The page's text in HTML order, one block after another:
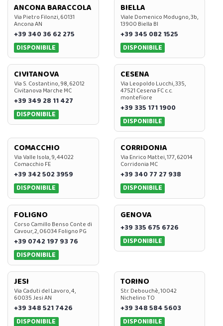
ANCONA BARACCOLA
Via Pietro Filonzi, 60131
Ancona AN
+39 340 36 62 275
DISPONIBILE
BIELLA
Viale Domenico Modugno, 3b,
13900 Biella BI
+39 345 082 1525
DISPONIBILE
CIVITANOVA
Via S. Costantino, 98, 62012
Civitanova Marche MC
+39 349 28 11 427
DISPONIBILE
CESENA
Via Leopoldo Lucchi, 335,
47521 Cesena FC c.c.
montefiore
+39 335 171 1900
DISPONIBILE
COMACCHIO
Via Valle Isola, 9, 44022
Comacchio FE
+39 342 502 3959
DISPONIBILE
CORRIDONIA
Via Enrico Mattei, 177, 62014
Corridonia MC
+39 340 77 27 938
DISPONIBILE
FOLIGNO
Corso Camillo Benso Conte di
Cavour, 2, 06034 Foligno PG
+39 0742 197 93 76
DISPONIBILE
GENOVA
+39 335 675 6726
DISPONIBILE
JESI
Via Caduti del Lavoro, 4,
60035 Jesi AN
+39 348 521 7426
DISPONIBILE
TORINO
Str. Debouchè, 10042
Nichelino TO
+39 348 584 5603
DISPONIBILE